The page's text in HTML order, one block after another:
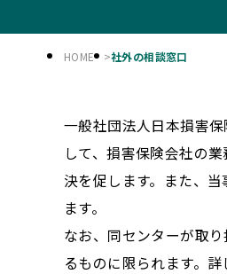
HOME 社外の相談窓口
一般社団法人日本損害
して、損害保険会社の
決を促します。また、
ます。
なお、同センターが取
るものに限られます。